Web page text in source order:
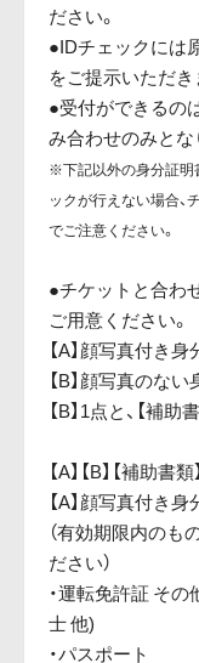
ださい。
●IDチェックには
をご提示いただき
●受付ができるの
み合わせのみとな
※下記以外の身分証明
ックが行えない場合
でご注意ください。
●チケットと合わ
ご用意ください。
【A】顔写真付き
【B】顔写真のな
【B】1点と、【補助
【A】【B】【補助
【A】顔写真付き
（有効期限内のも
ださい）
・運転免許証 そ
士 他)
・パスポート